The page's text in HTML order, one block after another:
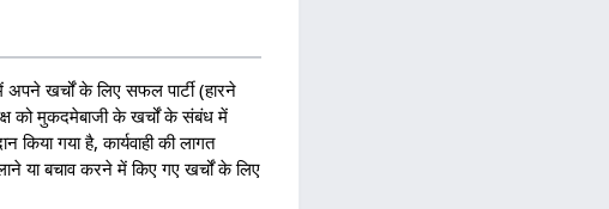
खर्चों के लिए सफल पार्टी (हारने
को मुकदमेबाजी के खर्चों के संबंध में
किया गया है, कार्यवाही की लागत
या बचाव करने में किए गए खर्चों के लिए